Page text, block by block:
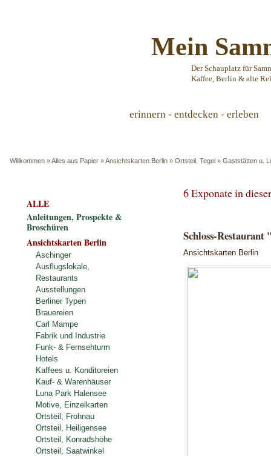
Mein
Der Schauplatz für
Kaffee, Berlin & alte
erinnern - entdecken - erleben
Willkommen »Alles aus Papier »Ansichtskarten Berlin » Ortsteil, Tegel » Gaststätten u.
6 Exponate in
Schloss-
Ansichtskarten Berlin
ALLE
Anleitungen, Prospekte &
Broschüren
Ansichtskarten Berlin
Aschinger
Ausflugslokale,
Restaurants
Ausstellungen
Berliner Typen
Brauereien
Carl Mampe
Fabrik und Industrie
Funk- & Fernsehturm
Hotels
Kaffees u. Konditoreien
Kauf- & Warenhäuser
Luna Park Halensee
Motive, Einzelkarten
Ortsteil, Frohnau
Ortsteil, Heiligensee
Ortsteil, Konradshöhe
Ortsteil, Saatwinkel